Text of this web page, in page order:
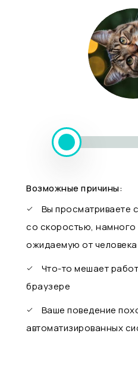
Возможные причины:
Вы просматриваете
со скоростью,
ожидаемую от человека
Что-то мешает
браузере
Ваше поведение
автоматизированных